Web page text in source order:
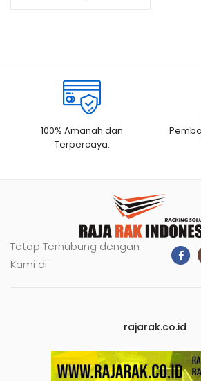
100% Amanah dan
Terpercaya.
Tetap Terhubung dengan
Kami di
rajarak.co.id